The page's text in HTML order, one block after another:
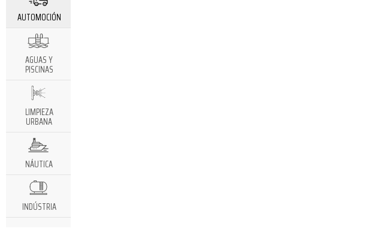
AUTOMOCIÓN
AGUAS Y
PISCINAS
LIMPIEZA
URBANA
NÁUTICA
INDÚSTRIA